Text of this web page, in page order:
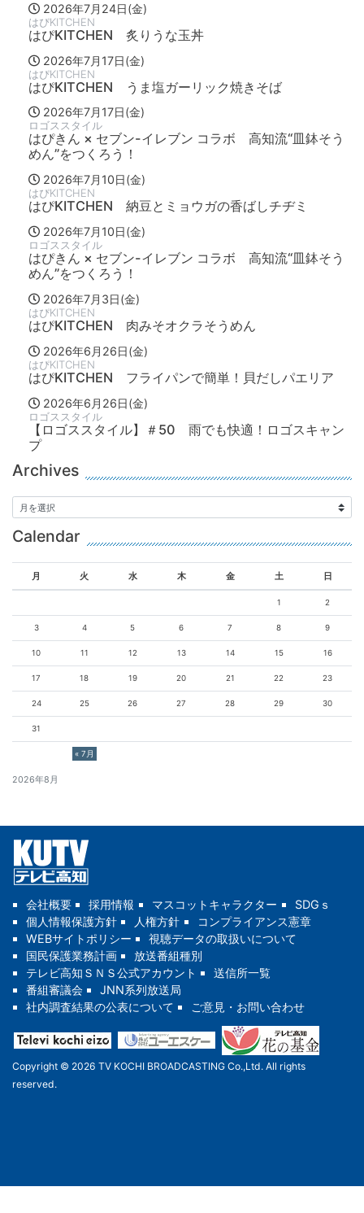
2026年7月24日(金)
はぴKITCHEN
はぴKITCHEN 炙りうな玉丼
2026年7月17日(金)
はぴKITCHEN
はぴKITCHEN うま塩ガーリック焼きそば
2026年7月17日(金)
ロゴススタイル
はぴきん × セブン-イレブン コラボ 高知流“皿鉢そう
めん”をつくろう！
2026年7月10日(金)
はぴKITCHEN
はぴKITCHEN 納豆とミョウガの香ばしチヂミ
2026年7月10日(金)
ロゴススタイル
はぴきん × セブン-イレブン コラボ 高知流“皿鉢そう
めん”をつくろう！
2026年7月3日(金)
はぴKITCHEN
はぴKITCHEN 肉みそオクラそうめん
2026年6月26日(金)
はぴKITCHEN
はぴKITCHEN フライパンで簡単！貝だしパエリア
2026年6月26日(金)
ロゴススタイル
【ロゴススタイル】＃50 雨でも快適！ロゴスキャン
プ
Archives
Calendar
2026年8月
月 火 水 木 金 土 日
« 7月
1 2
3 4 5 6 7 8 9
10 11 12 13 14 15 16
17 18 19 20 21 22 23
24 25 26 27 28 29 30
31
会社概要 採用情報 マスコットキャラクター
SDGｓ
個人情報保護方針
人権方針
コンプライアンス憲章
WEBサイトポリシー
視聴データの取扱いについて
国民保護業務計画
放送番組種別
テレビ高知ＳＮＳ公式アカウント
送信所一覧
番組審議会
JNN系列放送局
社内調査結果の公表について
ご意見・お問い合わせ
Copyright © 2026 TV KOCHI BROADCASTING Co.,Ltd. All rights
reserved.